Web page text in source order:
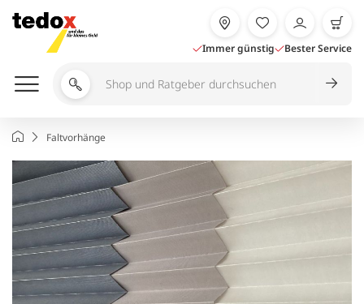
Inhalt
springen
Immer günstig Bester Service
Shop
durchsuchen
StartseiteFaltvorhänge